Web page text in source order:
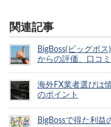
関連記事
BigBoss(ビッグボ
からの評価、口コ
海外FX業者選びは
のポイント
BigBossで得た利益